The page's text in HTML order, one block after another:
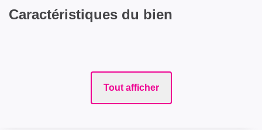
Caractéristiques du bien
Tout afficher